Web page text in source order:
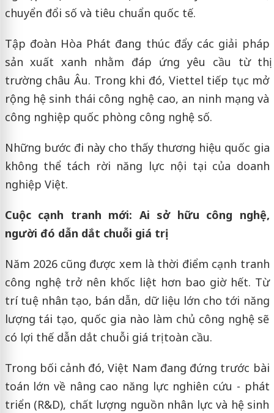
chuyển đổi số và tiêu chuẩn quốc tế.
Tập đoàn Hòa Phát đang thúc đẩy các giải pháp
sản xuất xanh nhằm đáp ứng yêu cầu từ thị
trường châu Âu. Trong khi đó, Viettel tiếp tục mở
rộng hệ sinh thái công nghệ cao, an ninh mạng và
công nghiệp quốc phòng công nghệ số.
Những bước đi này cho thấy thương hiệu quốc gia
không thể tách rời năng lực nội tại của doanh
nghiệp Việt.
Cuộc cạnh tranh mới: Ai sở hữu công nghệ,
người đó dẫn dắt chuỗi giá trị
Năm 2026 cũng được xem là thời điểm cạnh tranh
công nghệ trở nên khốc liệt hơn bao giờ hết. Từ
trí tuệ nhân tạo, bán dẫn, dữ liệu lớn cho tới năng
lượng tái tạo, quốc gia nào làm chủ công nghệ sẽ
có lợi thế dẫn dắt chuỗi giá trị toàn cầu.
Trong bối cảnh đó, Việt Nam đang đứng trước bài
toán lớn về nâng cao năng lực nghiên cứu - phát
triển (R&D), chất lượng nguồn nhân lực và hệ sinh